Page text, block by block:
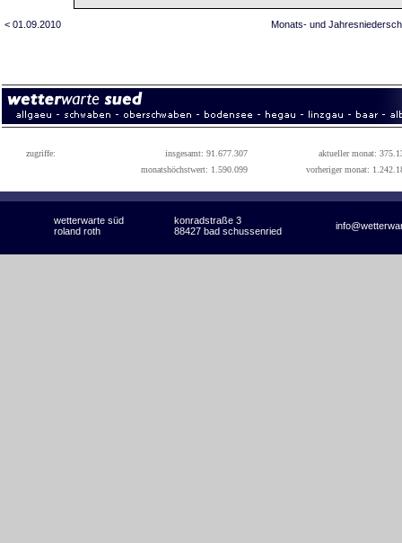
< 01.09.2010 Monats- und
zugriffe: insgesamt: 91.677.307
aktueller monat:
monatshöchstwert: 1.590.099
vorheriger monat:
wetterwarte süd konradstraße 3
roland roth 88427 bad schussenried